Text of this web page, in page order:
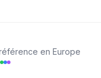
en Europe